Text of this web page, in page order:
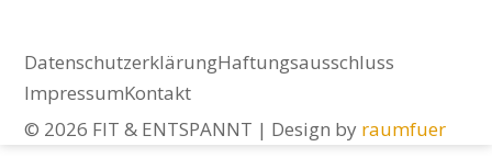
DatenschutzerklärungHaftungsausschluss
ImpressumKontakt
© 2026 FIT & ENTSPANNT | Design by raumfuer